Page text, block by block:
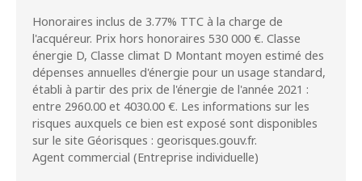
Honoraires inclus de 3.77% TTC à la charge de
l'acquéreur. Prix hors honoraires 530 000 €. Classe
énergie D, Classe climat D Montant moyen estimé des
dépenses annuelles d'énergie pour un usage standard,
établi à partir des prix de l'énergie de l'année 2021 :
entre 2960.00 et 4030.00 €. Les informations sur les
risques auxquels ce bien est exposé sont disponibles
sur le site Géorisques : georisques.gouv.fr.
Agent commercial (Entreprise individuelle)